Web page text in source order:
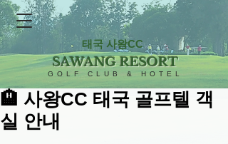
SAWANG RESORT
GOLF CLUB & HOTEL
태국 사왕CC
🏨 사왕CC 태국 골프텔 객
실 안내